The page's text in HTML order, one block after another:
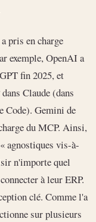
pris en charge
exemple, OpenAI a
fin 2025, et
Claude (dans
Code). Gemini de
du MCP. Ainsi,
agnostiques vis-à-
n'importe quel
à leur ERP.
clé. Comme l'a
sur plusieurs